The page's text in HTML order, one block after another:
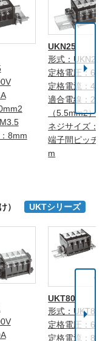
8mm
UKN25
形式：UKN25
定格電圧：
定格電流：40A
適合電線：
（5.5mm2）注
ネジサイズ：
端子間ピッチ
m
） UKTシリーズ
UKT80
形式：UKT80
定格電圧：
定格電流：80A